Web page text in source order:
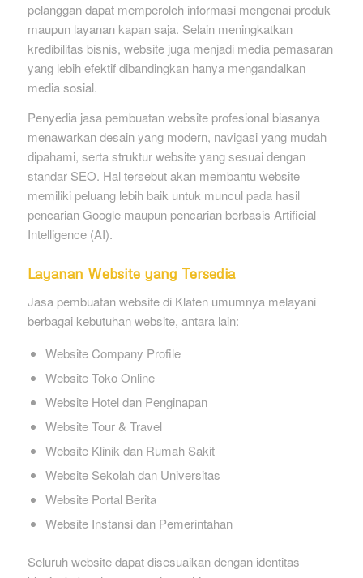
pelanggan dapat memperoleh informasi mengenai produk
maupun layanan kapan saja. Selain meningkatkan
kredibilitas bisnis, website juga menjadi media pemasaran
yang lebih efektif dibandingkan hanya mengandalkan
media sosial.
Penyedia jasa pembuatan website profesional biasanya
menawarkan desain yang modern, navigasi yang mudah
dipahami, serta struktur website yang sesuai dengan
standar SEO. Hal tersebut akan membantu website
memiliki peluang lebih baik untuk muncul pada hasil
pencarian Google maupun pencarian berbasis Artificial
Intelligence (AI).
Layanan Website yang Tersedia
Jasa pembuatan website di Klaten umumnya melayani
berbagai kebutuhan website, antara lain:
Website Company Profile
Website Toko Online
Website Hotel dan Penginapan
Website Tour & Travel
Website Klinik dan Rumah Sakit
Website Sekolah dan Universitas
Website Portal Berita
Website Instansi dan Pemerintahan
Seluruh website dapat disesuaikan dengan identitas